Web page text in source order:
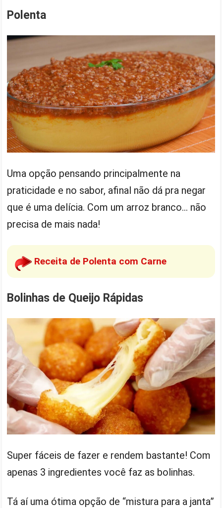
Polenta
Uma opção pensando principalmente na
praticidade e no sabor, afinal não dá pra negar
que é uma delícia. Com um arroz branco… não
precisa de mais nada!
Receita de Polenta com Carne
Bolinhas de Queijo Rápidas
Super fáceis de fazer e rendem bastante! Com
apenas 3 ingredientes você faz as bolinhas.
Tá aí uma ótima opção de “mistura para a janta”